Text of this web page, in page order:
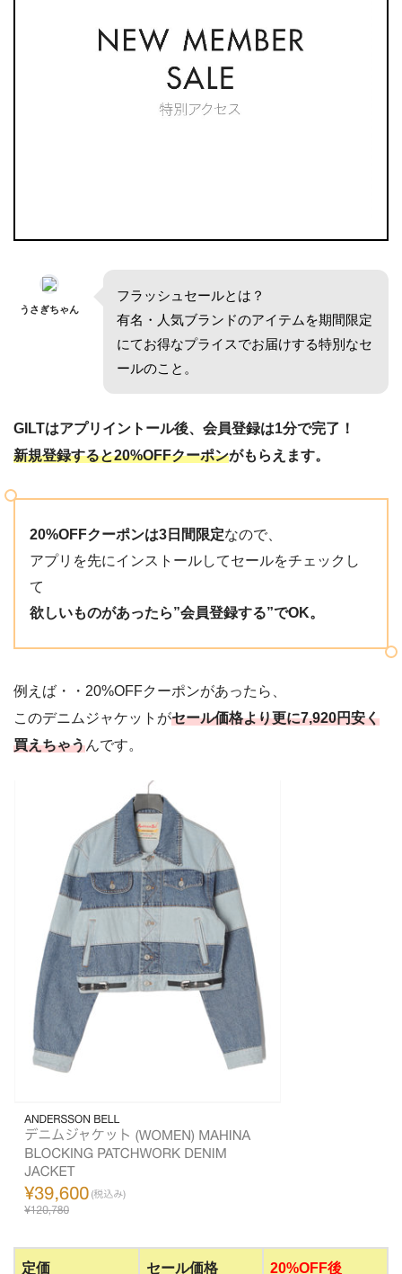
うさぎちゃん
フラッシュセールとは？
有名・人気ブランドのアイテムを期間限定
にてお得なプライスでお届けする特別なセ
ールのこと。
GILTはアプリイントール後、会員登録は1分で完了！
新規登録すると20%OFFクーポンがもらえます。
20%OFFクーポンは3日間限定なので、
アプリを先にインストールしてセールをチェックし
て
欲しいものがあったら”会員登録する”でOK。
例えば・・20%OFFクーポンがあったら、
このデニムジャケットがセール価格より更に7,920円安く
買えちゃうんです。
定価 セール価格 20%OFF後